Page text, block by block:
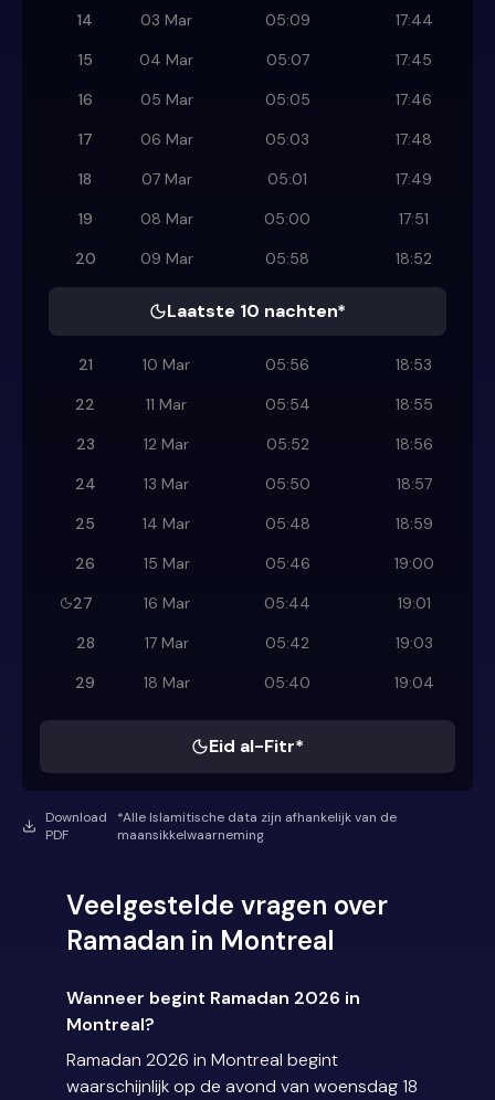
14
03 Mar 05:09
17:44
15
04 Mar 05:07
17:45
16
05 Mar 05:05
17:46
17
06 Mar 05:03
17:48
18
07 Mar 05:01
17:49
19
08 Mar 05:00
17:51
20
09 Mar 05:58 18:52
Laatste 10 nachten*
21 10 Mar 05:56
18:53
22
11 Mar 05:54
18:55
23
12 Mar 05:52
18:56
24
13 Mar 05:50
18:57
25
14 Mar 05:48
18:59
26
15 Mar 05:46
19:00
27
16 Mar 05:44
19:01
28
17 Mar 05:42
19:03
29
18 Mar 05:40 19:04
Eid al-Fitr*
Download
PDF
*Alle Islamitische data zijn afhankelijk van de
maansikkelwaarneming
Veelgestelde vragen over
Ramadan in Montreal
Wanneer begint Ramadan 2026 in
Montreal?
Ramadan 2026 in Montreal begint
waarschijnlijk op de avond van woensdag 18